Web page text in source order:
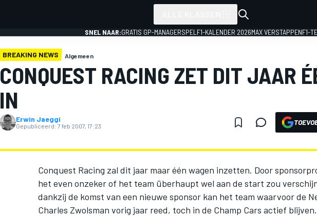
SNEL NAAR:GRATIS GP-MANAGERSPEL F1-KALENDER 2026MAX VERSTAPPENF1-
BREAKING NEWS Algemeen
CONQUEST RACING ZET DIT JAAR
IN
Erwin Jaeggi
Gepubliceerd: 7 feb 2007, 17:23
Conquest Racing zal dit jaar maar één wagen inzetten. Door
het even onzeker of het team überhaupt wel aan de start zou
dankzij de komst van een nieuwe sponsor kan het team waarvoor de
Charles Zwolsman vorig jaar reed, toch in de Champ Cars actief blijven.